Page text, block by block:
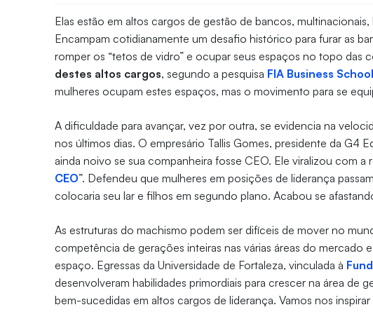
Elas estão em altos cargos de gestão de bancos, multinacionais,
Encampam cotidianamente um desafio histórico para furar as
romper os “tetos de vidro” e ocupar seus espaços no topo das
destes altos cargos, segundo a pesquisa FIA Business School
mulheres ocupam estes espaços, mas o movimento para se
A dificuldade para avançar, vez por outra, se evidencia na
nos últimos dias. O empresário Tallis Gomes, presidente da G4
ainda noivo se sua companheira fosse CEO. Ele viralizou com a
CEO”. Defendeu que mulheres em posições de liderança
colocaria seu lar e filhos em segundo plano. Acabou se
As estruturas do machismo podem ser difíceis de mover no
competência de gerações inteiras nas várias áreas do mercado
espaço. Egressas da Universidade de Fortaleza, vinculada à
desenvolveram habilidades primordiais para crescer na área de
bem-sucedidas em altos cargos de liderança. Vamos nos